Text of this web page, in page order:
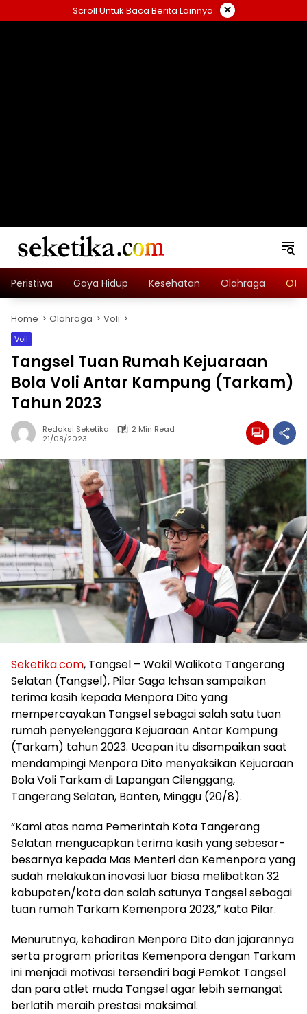
to
Scroll Untuk Baca Berita Lainnya ×
Peristiwa Gaya Hidup Kesehatan Olahraga
Home Olahraga Voli
Voli
Tangsel Tuan Rumah Kejuaraan
Bola Voli Antar Kampung (Tarkam)
Tahun 2023
Redaksi Seketika
2 Min Read
21/08/2023
Seketika.com, Tangsel – Wakil Walikota Tangerang
Selatan (Tangsel), Pilar Saga Ichsan sampaikan
terima kasih kepada Menpora Dito yang
mempercayakan Tangsel sebagai salah satu tuan
rumah penyelenggara Kejuaraan Antar Kampung
(Tarkam) tahun 2023. Ucapan itu disampaikan saat
mendampingi Menpora Dito menyaksikan Kejuaraan
Bola Voli Tarkam di Lapangan Cilenggang,
Tangerang Selatan, Banten, Minggu (20/8).
“Kami atas nama Pemerintah Kota Tangerang
Selatan mengucapkan terima kasih yang sebesar-
besarnya kepada Mas Menteri dan Kemenpora yang
sudah melakukan inovasi luar biasa melibatkan 32
kabupaten/kota dan salah satunya Tangsel sebagai
tuan rumah Tarkam Kemenpora 2023,” kata Pilar.
Menurutnya, kehadiran Menpora Dito dan jajarannya
serta program prioritas Kemenpora dengan Tarkam
ini menjadi motivasi tersendiri bagi Pemkot Tangsel
dan para atlet muda Tangsel agar lebih semangat
berlatih meraih prestasi maksimal.